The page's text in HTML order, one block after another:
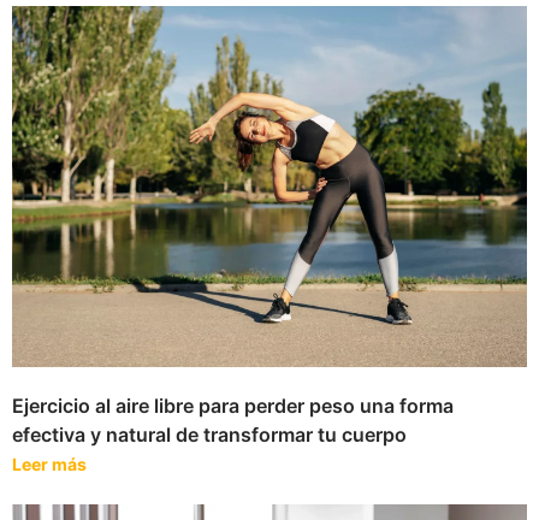
Ejercicio al aire libre para perder peso una forma
efectiva y natural de transformar tu cuerpo
Leer más